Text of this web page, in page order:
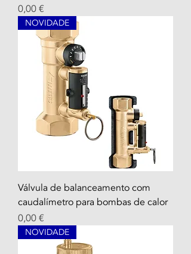
Prezzo
0,00 €
NOVIDADE
Válvula de balanceamento com
caudalímetro para bombas de calor
Prezzo
0,00 €
NOVIDADE